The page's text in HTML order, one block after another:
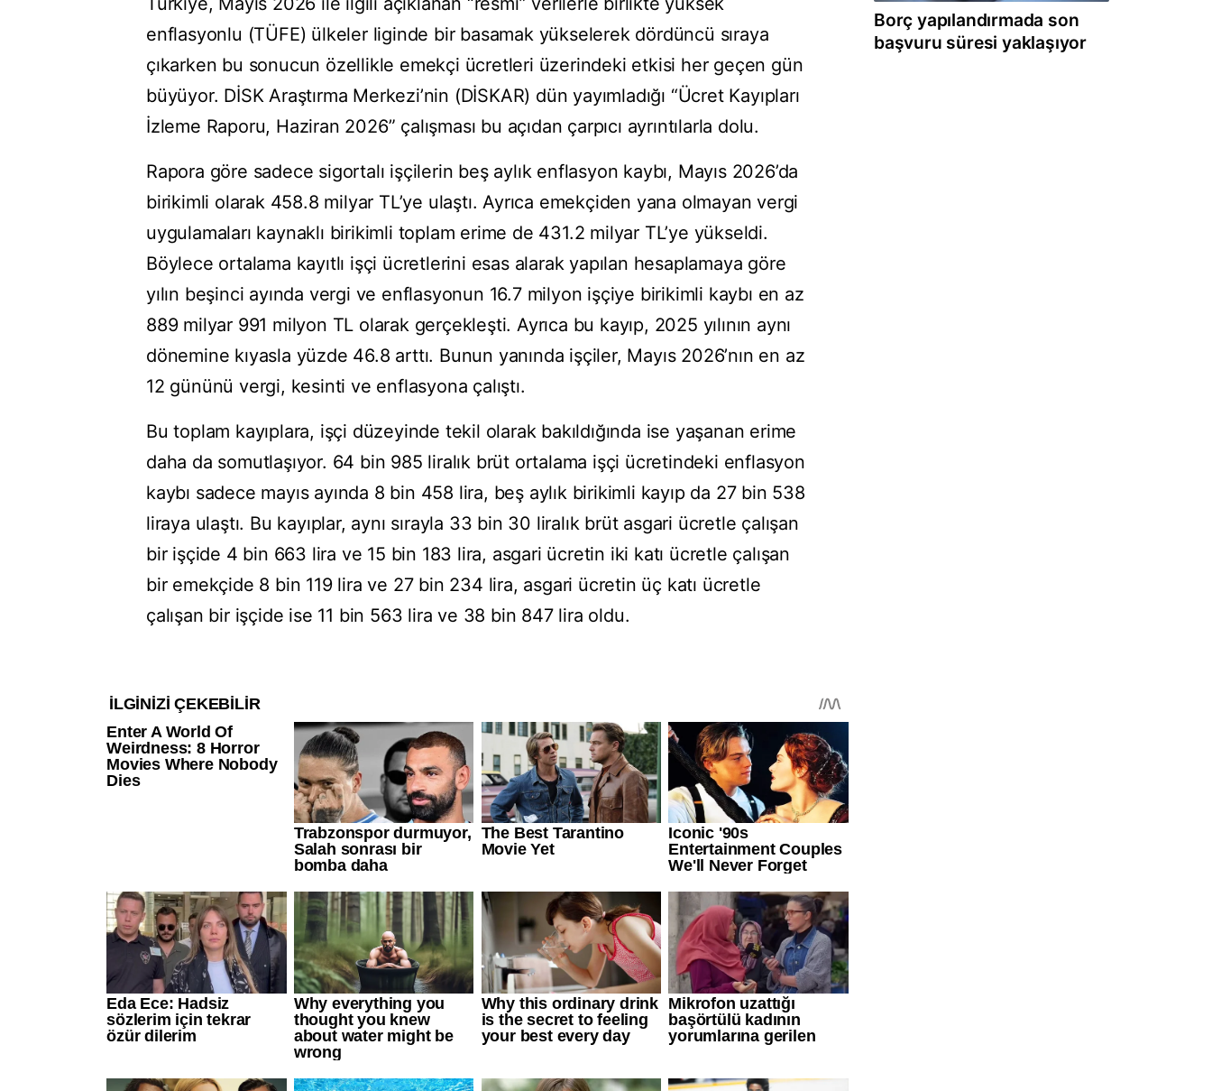
enflasyonlu (TÜFE) ülkeler liginde bir basamak yükselerek dördüncü sıraya
çıkarken bu sonucun özellikle emekçi ücretleri üzerindeki etkisi her geçen gün
büyüyor. DİSK Araştırma Merkezi’nin (DİSKAR) dün yayımladığı “Ücret Kayıpları
İzleme Raporu, Haziran 2026” çalışması bu açıdan çarpıcı ayrıntılarla dolu.
Rapora göre sadece sigortalı işçilerin beş aylık enflasyon kaybı, Mayıs 2026’da
birikimli olarak 458.8 milyar TL’ye ulaştı. Ayrıca emekçiden yana olmayan vergi
uygulamaları kaynaklı birikimli toplam erime de 431.2 milyar TL’ye yükseldi.
Böylece ortalama kayıtlı işçi ücretlerini esas alarak yapılan hesaplamaya göre
yılın beşinci ayında vergi ve enflasyonun 16.7 milyon işçiye birikimli kaybı en az
889 milyar 991 milyon TL olarak gerçekleşti. Ayrıca bu kayıp, 2025 yılının aynı
dönemine kıyasla yüzde 46.8 arttı. Bunun yanında işçiler, Mayıs 2026’nın en az
12 gününü vergi, kesinti ve enflasyona çalıştı.
Bu toplam kayıplara, işçi düzeyinde tekil olarak bakıldığında ise yaşanan erime
daha da somutlaşıyor. 64 bin 985 liralık brüt ortalama işçi ücretindeki enflasyon
kaybı sadece mayıs ayında 8 bin 458 lira, beş aylık birikimli kayıp da 27 bin 538
liraya ulaştı. Bu kayıplar, aynı sırayla 33 bin 30 liralık brüt asgari ücretle çalışan
bir işçide 4 bin 663 lira ve 15 bin 183 lira, asgari ücretin iki katı ücretle çalışan
bir emekçide 8 bin 119 lira ve 27 bin 234 lira, asgari ücretin üç katı ücretle
çalışan bir işçide ise 11 bin 563 lira ve 38 bin 847 lira oldu.
Borç yapılandırmada son
başvuru süresi yaklaşıyor